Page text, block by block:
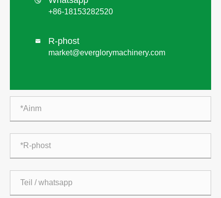
+86-18153282520
 R-phost
market@everglorymachinery.com